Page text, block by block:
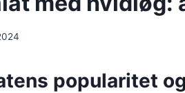
popularitet